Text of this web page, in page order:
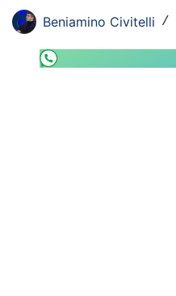
Vela
SHOP LAZIO
Beniamino Civitelli /